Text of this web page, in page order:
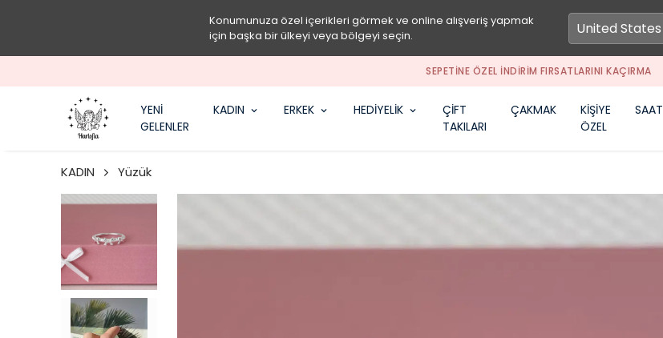
Konumunuza özel içerikleri görmek ve online alışveriş yapmak
için başka bir ülkeyi veya bölgeyi seçin.
SEPETİNE ÖZEL İNDİRİM FIRSATLARINI KAÇIRMA
YENİ
GELENLER
KADIN ERKEK HEDİYELİK
ÇİFT
TAKILARI
ÇAKMAK
KİŞİYE
ÖZEL
SAAT
KADIN Yüzük